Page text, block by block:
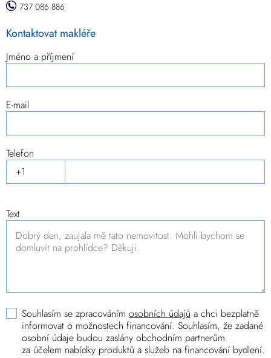
737 086 886
Kontaktovat makléře
Jméno a příjmení
E-mail
Telefon
Text
Souhlasím se zpracováním osobních údajů a chci bezplatně
informovat o možnostech financování. Souhlasím, že zadané
osobní údaje budou zaslány obchodním partnerům
za účelem nabídky produktů a služeb na financování bydlení.